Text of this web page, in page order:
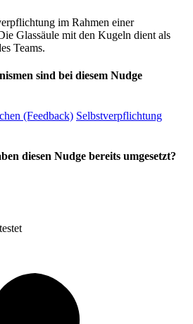
im Rahmen einer
Glassäule mit den Kugeln dient als
Teams.
sind bei diesem Nudge
(Feedback) Selbstverpflichtung
diesen Nudge bereits umgesetzt?